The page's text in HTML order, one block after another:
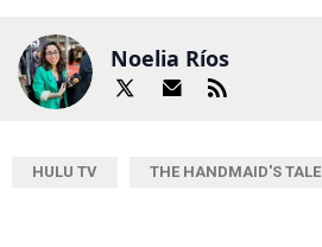
Noelia Ríos
HULU TV THE HANDMAID'S TALE